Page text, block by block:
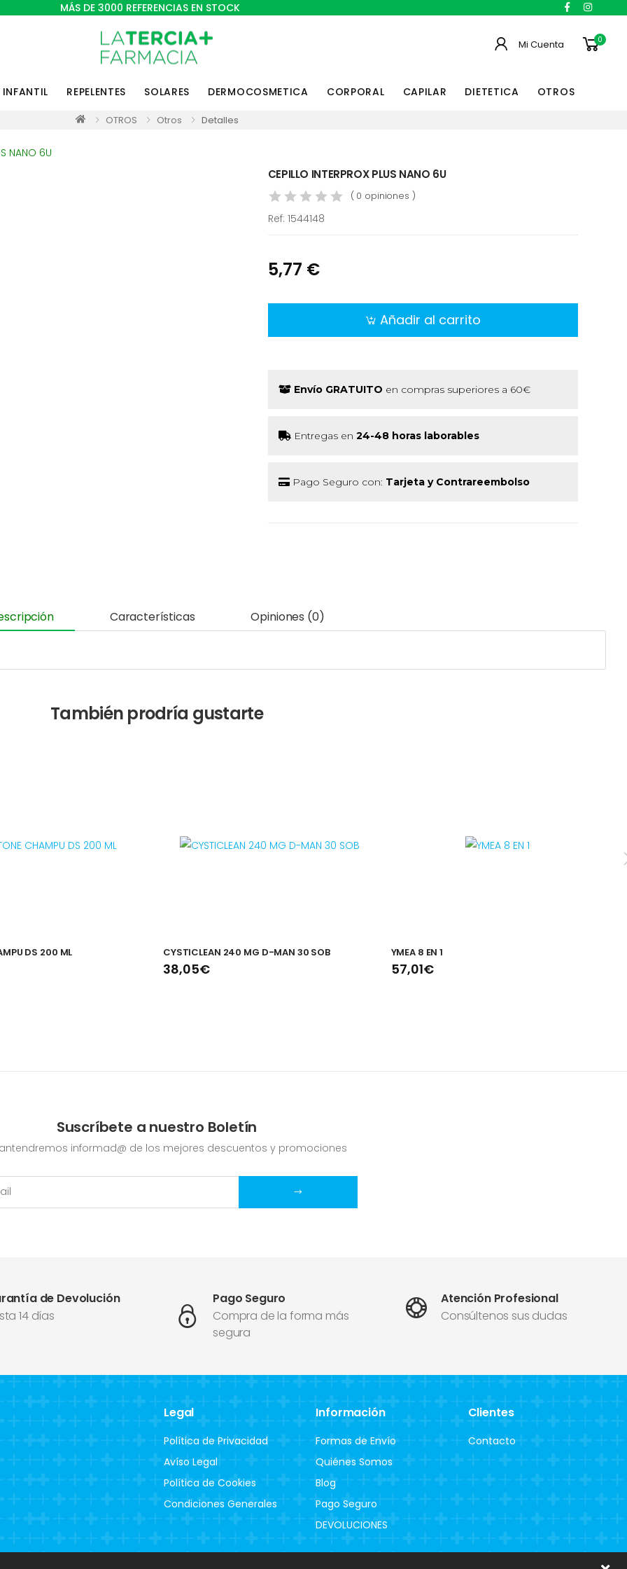
MÁS DE 3000 REFERENCIAS EN STOCK
Mi Cuenta 0
INFANTIL REPELENTES SOLARES DERMOCOSMETICA CORPORAL CAPILAR DIETETICA OTROS
OTROS Otros Detalles
CEPILLO INTERPROX PLUS NANO 6U
( 0 opiniones )
Ref: 1544148
5,77 €
Añadir al carrito
Envío GRATUITO en compras superiores a 60€
Entregas en 24-48 horas laborables
Pago Seguro con: Tarjeta y Contrareembolso
Características Opiniones (0)
También prodría gustarte
DS 200 ML CYSTICLEAN 240 MG D-MAN 30 SOB
38,05€
YMEA 8 EN 1
57,01€
Suscríbete a nuestro Boletín
informad@ de los mejores descuentos y promociones
de Devolución
14 días
Pago Seguro
Compra de la forma más
segura
Atención Profesional
Consúltenos sus dudas
Legal
Política de Privacidad
Avíso Legal
Política de Cookies
Condiciones Generales
Información
Formas de Envío
Quiénes Somos
Blog
Pago Seguro
DEVOLUCIONES
Clientes
Contacto